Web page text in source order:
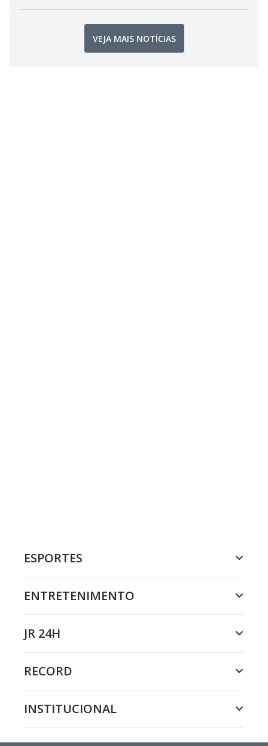
VEJA MAIS NOTÍCIAS
ESPORTES
ENTRETENIMENTO
JR 24H
RECORD
INSTITUCIONAL